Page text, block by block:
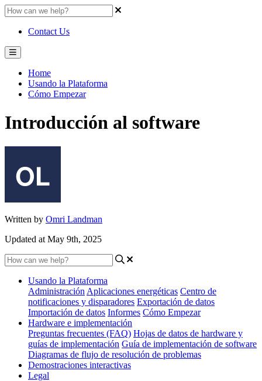
Contact Us
Home
Usando la Plataforma
Cómo Empezar
Introducción al software
Written by Omri Landman
Updated at May 9th, 2025
Usando la Plataforma
Administración Aplicaciones energéticas Centro de
notificaciones y disparadores Exportación de datos
Importación de datos Informes Cómo Empezar
Hardware e implementación
Preguntas frecuentes (FAQ) Hojas de datos de hardware y
guías de implementación Guía de implementación de software
Diagramas de flujo de resolución de problemas
Demostraciones interactivas
Legal